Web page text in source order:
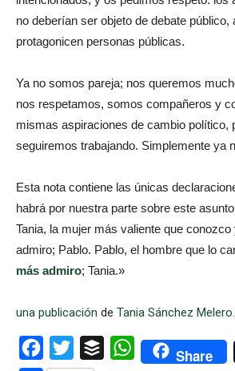
no deberían ser objeto de debate público,
protagonicen personas públicas.
Ya no somos pareja; nos queremos
nos respetamos, somos compañeros y
mismas aspiraciones de cambio político,
seguiremos trabajando. Simplemente ya
Esta nota contiene las únicas
habrá por nuestra parte sobre este
Tania, la mujer más valiente que conozco
admiro; Pablo. Pablo, el hombre que lo
más admiro; Tania.»
una publicación de Tania Sánchez Melero.
Facebook
Twitter Buffer WhatsAppShare